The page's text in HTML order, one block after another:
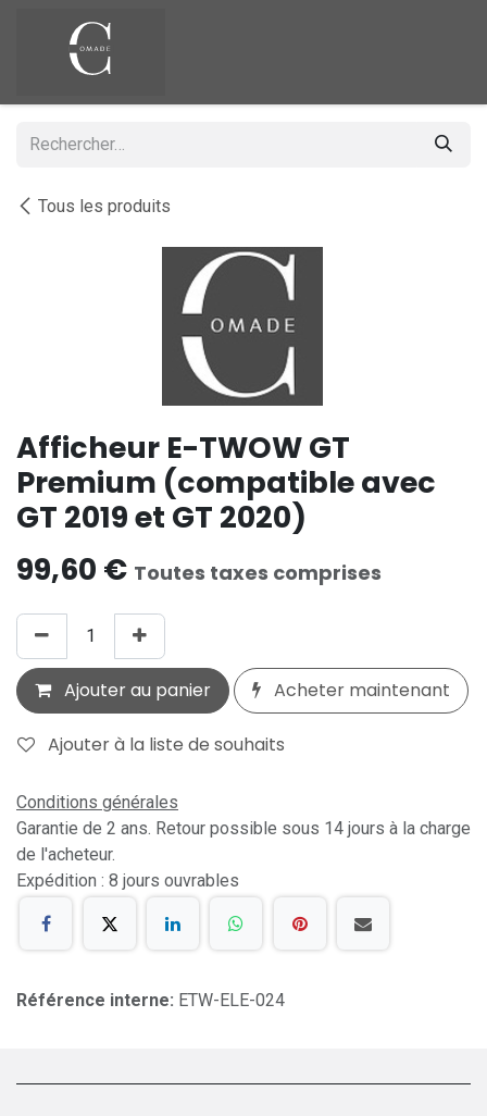
Tous les produits
Afficheur E-TWOW GT
Premium (compatible avec
GT 2019 et GT 2020)
99,60 € Toutes taxes comprises
Ajouter au panier Acheter maintenant
Ajouter à la liste de souhaits
Conditions générales
Garantie de 2 ans. Retour possible sous 14 jours à la charge
de l'acheteur.
Expédition : 8 jours ouvrables
Référence interne: ETW-ELE-024